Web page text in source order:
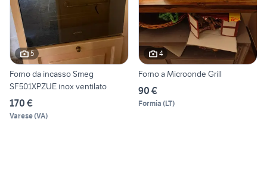
5
Forno da incasso Smeg
SF501XPZUE inox ventilato
170 €
Varese(VA)
4
Forno a Microonde Grill
90 €
Formia (LT)